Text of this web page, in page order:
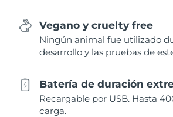
Vegano y cruelty free
Ningún animal fue utilizado
desarrollo y las pruebas de
Batería de duración
Recargable por USB. Hasta
carga.